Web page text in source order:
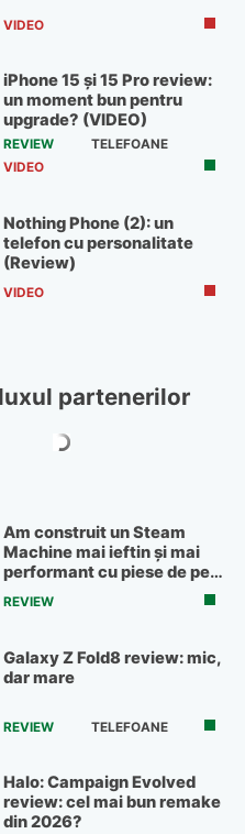
VIDEO
iPhone 15 și 15 Pro review:
un moment bun pentru
upgrade? (VIDEO)
REVIEW
TELEFOANE
VIDEO
Nothing Phone (2): un
telefon cu personalitate
(Review)
VIDEO
partenerilor
Am construit un Steam
Machine mai ieftin și mai
performant cu piese de pe
OLX
REVIEW
Galaxy Z Fold8 review: mic,
dar mare
REVIEW TELEFOANE
Halo: Campaign Evolved
review: cel mai bun remake
din 2026?